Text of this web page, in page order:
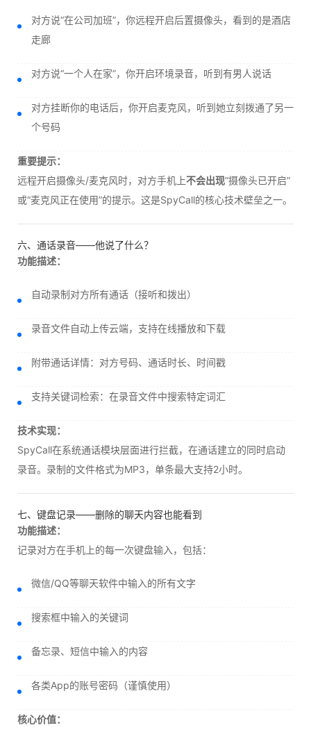
对方说“在公司加班”，你远程开启后置摄像头，看到的是酒店
走廊
对方说“一个人在家”，你开启环境录音，听到有男人说话
对方挂断你的电话后，你开启麦克风，听到她立刻拨通了另一
个号码
重要提示：
远程开启摄像头/麦克风时，对方手机上不会出现“摄像头已开启”
或“麦克风正在使用”的提示。这是SpyCall的核心技术壁垒之一。
六、通话录音——他说了什么？
功能描述：
自动录制对方所有通话（接听和拨出）
录音文件自动上传云端，支持在线播放和下载
附带通话详情：对方号码、通话时长、时间戳
支持关键词检索：在录音文件中搜索特定词汇
技术实现：
SpyCall在系统通话模块层面进行拦截，在通话建立的同时启动
录音。录制的文件格式为MP3，单条最大支持2小时。
七、键盘记录——删除的聊天内容也能看到
功能描述：
记录对方在手机上的每一次键盘输入，包括：
微信/QQ等聊天软件中输入的所有文字
搜索框中输入的关键词
备忘录、短信中输入的内容
各类App的账号密码（谨慎使用）
核心价值：